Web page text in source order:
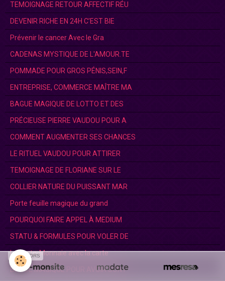
TEMOIGNAGE RETOUR AFFECTIF RÉU
DEVENIR RICHE EN 24H C’EST BIE
Prévenir le cancer Avec le Gra
CADENAS MYSTIQUE DE L'AMOUR.TE
POMMADE POUR GROS PÉNIS,SEIN,F
ENTREPRISE, COMMERCE MAÎTRE MA
BAGUE MAGIQUE DE LOTTO ET DES
PRÉCIEUSE PIERRE VAUDOU POUR A
COMMENT AUGMENTER SES CHANCES
LE RITUEL VAUDOU POUR ATTIRER
TEMOIGNAGE DE FLORIANE SUR LE
COLLIER NATURE DU PUISSANT MAR
Porte feuille magique du grand
POURQUOI FAIRE APPEL À MEDIUM
STATU & FORMULES POUR VOLER DE
Le Porte-Monnaie avec la carte
BAGUE MAGIQUE POUR AVOIR SON P
SPONSORS